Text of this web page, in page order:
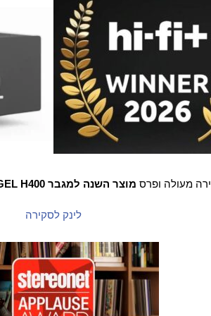
מעולה ופרס מוצר השנה למגבר HEGEL H400 במגזין האנגלי HiFi+
לינק לסקירה